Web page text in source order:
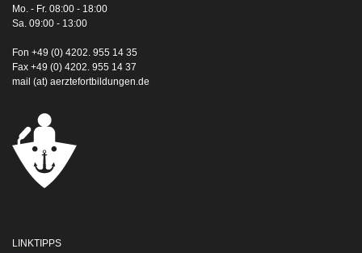
Mo. - Fr. 08:00 - 18:00
Sa. 09:00 - 13:00
Fon +49 (0) 4202. 955 14 35
Fax +49 (0) 4202. 955 14 37
mail (at) aerztefortbildungen.de
LINKTIPPS